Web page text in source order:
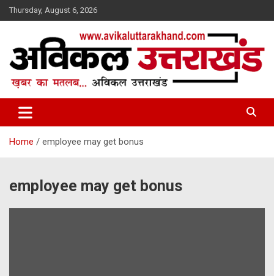
Skip
to
Thursday, August 6, 2026
Avikal Uttarakhand
Home employee may get bonus
employee may get bonus